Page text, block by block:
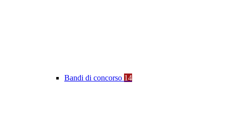
Bandi di concorso 14